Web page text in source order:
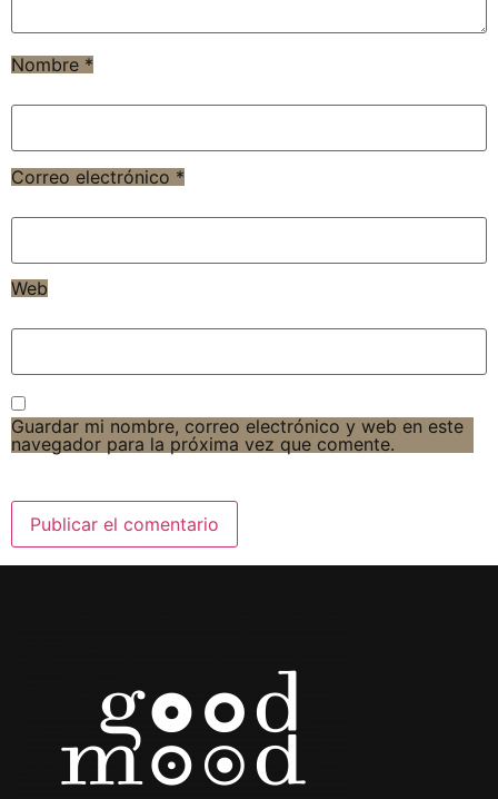
Nombre *
Correo electrónico *
Web
Guardar mi nombre, correo electrónico y web en este
navegador para la próxima vez que comente.